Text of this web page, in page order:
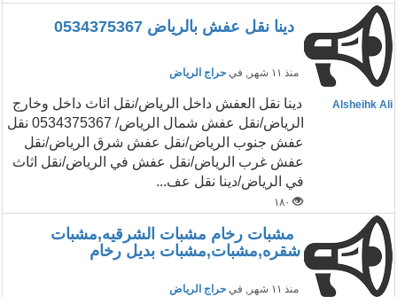
دينا نقل عفش بالرياض 0534375367
منذ ١١ شهر , في حراج الرياض
Alsheihk Ali
‏دينا نقل العفش داخل الرياض/نقل اثاث داخل وخارج
الرياض/نقل عفش شمال الرياض/ 0534375367 نقل
عفش جنوب الرياض/نقل عفش شرق الرياض/نقل
عفش غرب الرياض/نقل عفش في الرياض/نقل اثاث
في الرياض/دينا نقل عف...
١٨٠
مشبات رخام مشبات الشرقيه,مشبات
شقره,مشبات,مشبات بديل رخام
منذ ١١ شهر , في حراج الرياض